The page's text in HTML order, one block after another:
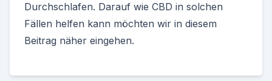
Durchschlafen. Darauf wie CBD in solchen
Fällen helfen kann möchten wir in diesem
Beitrag näher eingehen.